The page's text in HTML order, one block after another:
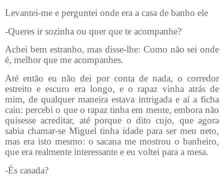
Levantei-me e perguntei onde era a casa de banho ele
-Queres ir sozinha ou quer que te acompanhe?
Achei bem estranho, mas disse-lhe: Como não sei onde
é, melhor que me acompanhes.
Até então eu não dei por conta de nada, o corredor
estreito e escuro era longo, e o rapaz vinha atrás de
mim, de qualquer maneira estava intrigada e aí a ficha
caiu: percebi o que o rapaz tinha em mente, embora não
quisesse acreditar, até porque o dito cujo, que agora
sabia chamar-se Miguel tinha idade para ser meu neto,
mas era isto mesmo: o sacana me mostrou o banheiro,
que era realmente interessante e eu voltei para a mesa.
-És casada?